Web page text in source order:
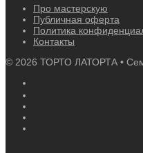
Про мастерскую
Публичная оферта
Политика
Контакты
© 2026 ТОРТО ЛАТОРТА •